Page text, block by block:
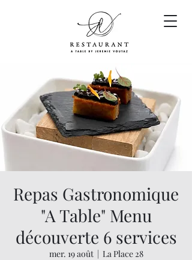
Repas Gastronomique
"A Table" Menu
découverte 6 services
mer. 19 août
  |
La Place 28